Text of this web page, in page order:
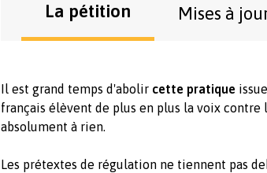
La pétition Mises à
Il est grand temps d'abolir cette pratique
français élèvent de plus en plus la voix contre
absolument à rien.
Les prétextes de régulation ne tiennent pas